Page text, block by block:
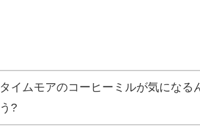
タイムモアのコーヒーミルが気にな
う?